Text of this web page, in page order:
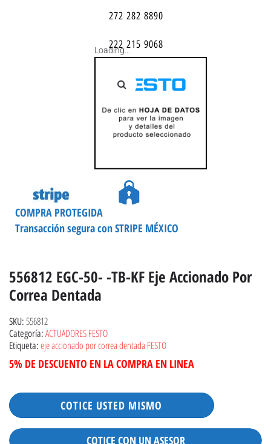
272 282 8890
222 215 9068
Loading...
Transacción segura con STRIPE MÉXICO
COMPRA PROTEGIDA
556812 EGC-50- -TB-KF Eje Accionado Por
Correa Dentada
SKU: 556812
Categoría: ACTUADORES FESTO
Etiqueta: eje accionado por correa dentada FESTO
5% DE DESCUENTO EN LA COMPRA EN LINEA
COTICE USTED MISMO
COTICE CON UN ASESOR